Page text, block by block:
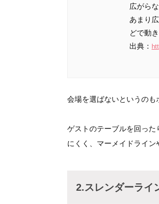
広がら
あまり
どで動
出典：
会場を選ばないというのも
ゲストのテーブルを回っ
にくく、マーメイドライン
2.スレンダーライ